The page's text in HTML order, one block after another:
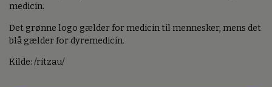
medicin.
Det grønne logo gælder for medicin til mennesker, mens det
blå gælder for dyremedicin.
Kilde: /ritzau/